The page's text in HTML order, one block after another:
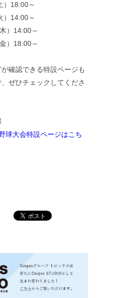
18:00～
14:00～
）14:00～
）18:00～
確認できる特設ページも
ぜひチェックしてくださ
球大会特設ページはこち